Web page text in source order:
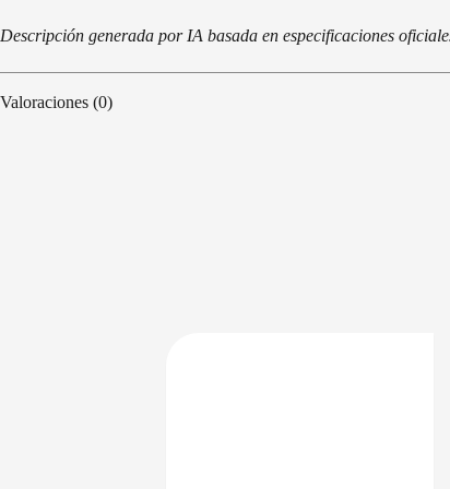
Descripción generada por IA basada en especificaciones
Valoraciones (0)